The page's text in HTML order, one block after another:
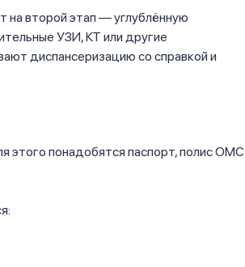
на второй этап — углублённую
УЗИ, КТ или другие
диспансеризацию со справкой и
этого понадобятся паспорт, полис ОМС